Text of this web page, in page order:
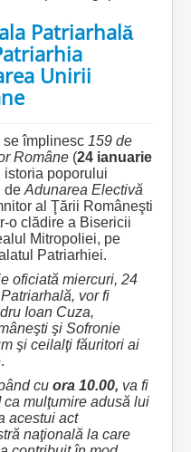
Patriarhală
Unirii
se împlinesc 159 de
Române (24 ianuarie
istoria poporului
de Adunarea Electivă
al Ţării Româneşti
o clădire a Bisericii
Mitropoliei, pe
Patriarhiei.
oficiată miercuri, 24
vor fi
Ioan Cuza,
şi Sofronie
şi ceilalţi făuritori ai
.
cu ora 10.00, va fi
ca mulţumire adusă lui
acestui act
naţională la care